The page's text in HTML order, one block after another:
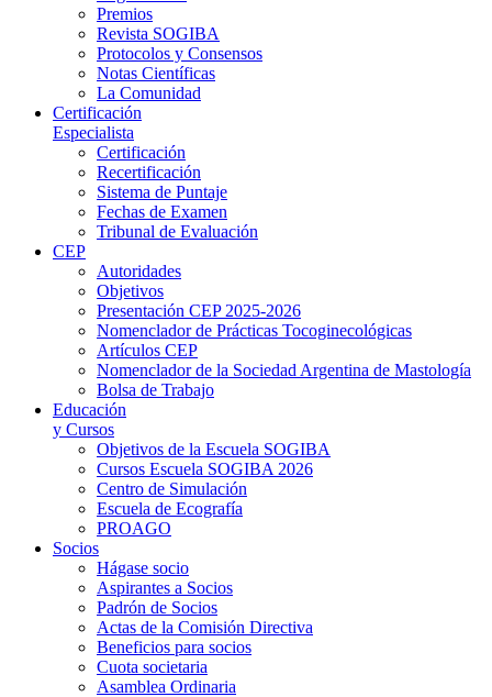
Premios
Revista SOGIBA
Protocolos y Consensos
Notas Científicas
La Comunidad
Certificación
Especialista
Certificación
Recertificación
Sistema de Puntaje
Fechas de Examen
Tribunal de Evaluación
CEP
Autoridades
Objetivos
Presentación CEP 2025-2026
Nomenclador de Prácticas Tocoginecológicas
Artículos CEP
Nomenclador de la Sociedad Argentina de Mastología
Bolsa de Trabajo
Educación
y Cursos
Objetivos de la Escuela SOGIBA
Cursos Escuela SOGIBA 2026
Centro de Simulación
Escuela de Ecografía
PROAGO
Socios
Hágase socio
Aspirantes a Socios
Padrón de Socios
Actas de la Comisión Directiva
Beneficios para socios
Cuota societaria
Asamblea Ordinaria